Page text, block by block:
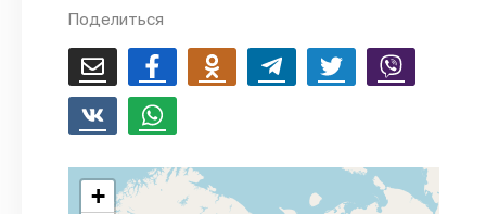
Поделиться
+